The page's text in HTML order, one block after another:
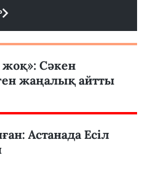
жоқ»: Сәкен
жаңалық айтты
Астанада Есіл